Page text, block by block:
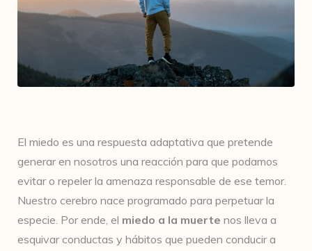
El miedo es una respuesta adaptativa que pretende
generar en nosotros una reacción para que podamos
evitar o repeler la amenaza responsable de ese temor.
Nuestro cerebro nace programado para perpetuar la
especie. Por ende, el miedo a la muerte nos lleva a
esquivar conductas y hábitos que pueden conducir a